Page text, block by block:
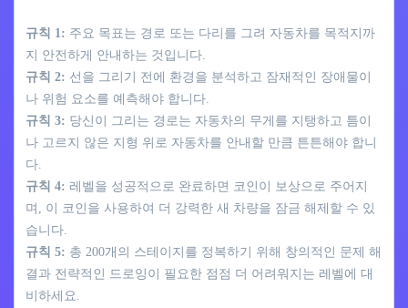
규칙 1: 주요 목표는 경로 또는 다리를 그려 자동차를 목적지까
지 안전하게 안내하는 것입니다.
규칙 2: 선을 그리기 전에 환경을 분석하고 잠재적인 장애물이
나 위험 요소를 예측해야 합니다.
규칙 3: 당신이 그리는 경로는 자동차의 무게를 지탱하고 틈이
나 고르지 않은 지형 위로 자동차를 안내할 만큼 튼튼해야 합니
다.
규칙 4: 레벨을 성공적으로 완료하면 코인이 보상으로 주어지
며, 이 코인을 사용하여 더 강력한 새 차량을 잠금 해제할 수 있
습니다.
규칙 5: 총 200개의 스테이지를 정복하기 위해 창의적인 문제 해
결과 전략적인 드로잉이 필요한 점점 더 어려워지는 레벨에 대
비하세요.